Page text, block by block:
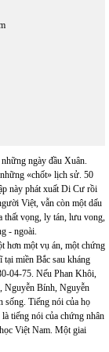
ngày đầu Xuân.
«chốt» lịch sử. 50
này phát xuất Di Cư rồi
Việt, vẫn còn một dấu
thất vọng, ly tán, lưu vong,
- ngoài.
hơn một vụ án, một chứng
miền Bắc sau kháng
04-75. Nếu Phan Khôi,
Nguyễn Bính, Nguyễn
sống. Tiếng nói của họ
tiếng nói của chứng nhân
Việt Nam. Một giai